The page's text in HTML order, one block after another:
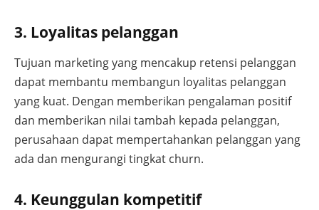
3. Loyalitas pelanggan
Tujuan marketing yang mencakup retensi pelanggan
dapat membantu membangun loyalitas pelanggan
yang kuat. Dengan memberikan pengalaman positif
dan memberikan nilai tambah kepada pelanggan,
perusahaan dapat mempertahankan pelanggan yang
ada dan mengurangi tingkat churn.
4. Keunggulan kompetitif